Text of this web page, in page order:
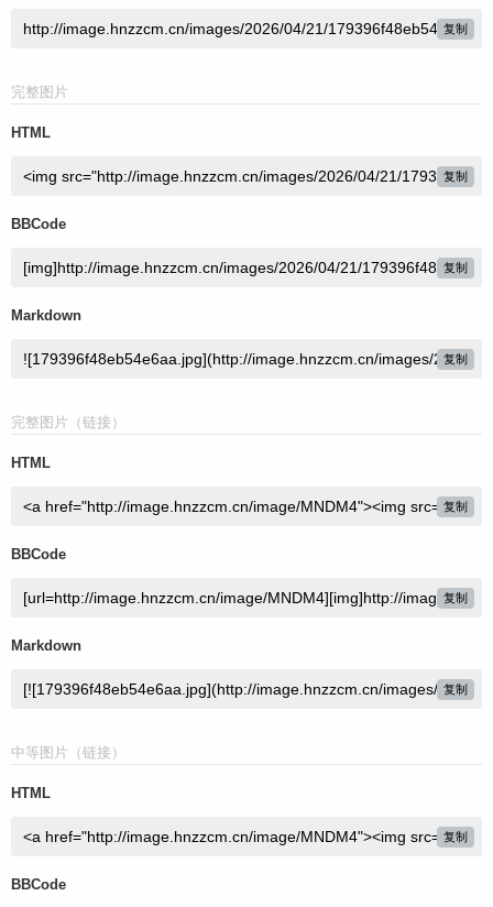
复制
完整图片
HTML
复制
BBCode
复制
Markdown
复制
完整图片（链接）
HTML
复制
BBCode
复制
Markdown
复制
中等图片（链接）
HTML
复制
BBCode